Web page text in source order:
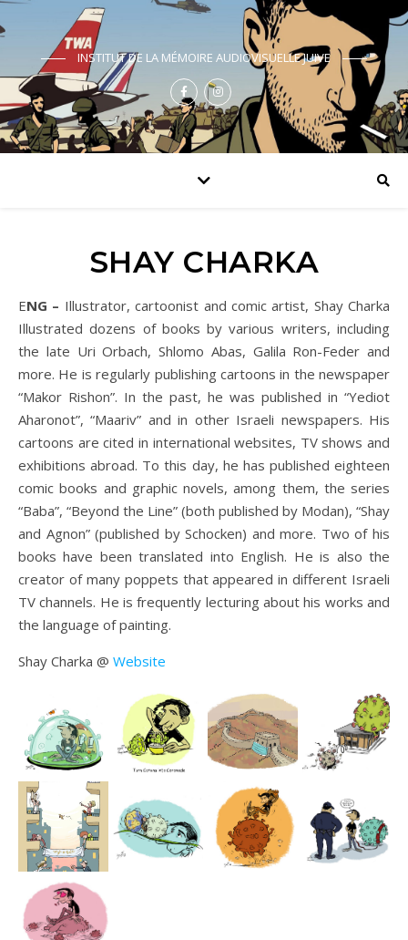
INSTITUT DE LA MÉMOIRE AUDIOVISUELLE JUIVE
SHAY CHARKA
ENG – Illustrator, cartoonist and comic artist, Shay Charka
Illustrated dozens of books by various writers, including
the late Uri Orbach, Shlomo Abas, Galila Ron-Feder and
more. He is regularly publishing cartoons in the newspaper
“Makor Rishon”. In the past, he was published in “Yediot
Aharonot”, “Maariv” and in other Israeli newspapers. His
cartoons are cited in international websites, TV shows and
exhibitions abroad. To this day, he has published eighteen
comic books and graphic novels, among them, the series
“Baba”, “Beyond the Line” (both published by Modan), “Shay
and Agnon” (published by Schocken) and more. Two of his
books have been translated into English. He is also the
creator of many poppets that appeared in different Israeli
TV channels. He is frequently lecturing about his works and
the language of painting.
Shay Charka @ Website